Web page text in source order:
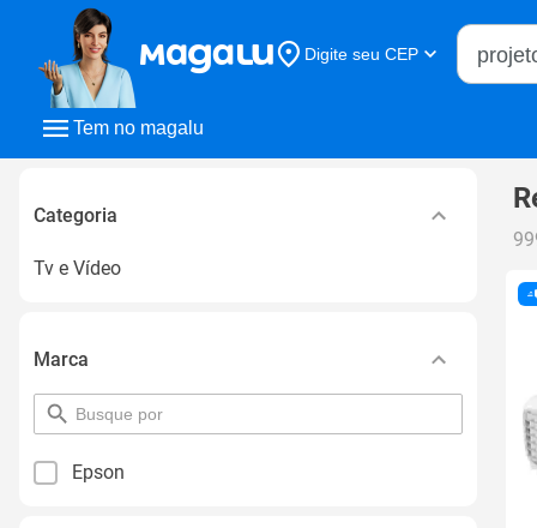
Tem no magalu
Digite seu CEP
Buscar
Categoria
Tv e Vídeo
Marca
pesquisar
por
Epson